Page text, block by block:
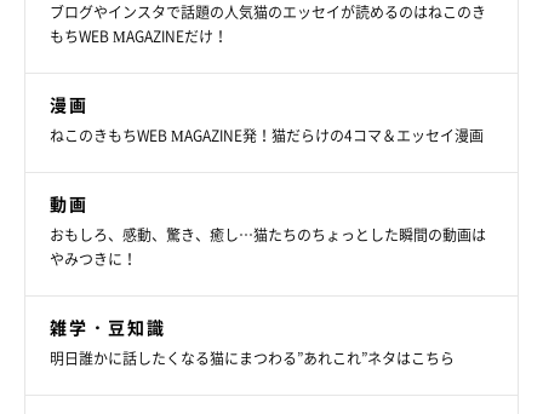
ブログやインスタで話題の人気猫のエッセイが読めるのはねこのき
もちWEB MAGAZINEだけ！
漫画
ねこのきもちWEB MAGAZINE発！猫だらけの4コマ＆エッセイ漫画
動画
おもしろ、感動、驚き、癒し…猫たちのちょっとした瞬間の動画は
やみつきに！
雑学・豆知識
明日誰かに話したくなる猫にまつわる”あれこれ”ネタはこちら